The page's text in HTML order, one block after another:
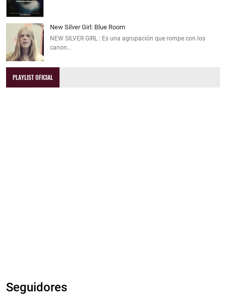
New Silver Girl: Blue Room
NEW SILVER GIRL : Es una agrupación que rompe con los
canon…
PLAYLIST OFICIAL
Seguidores